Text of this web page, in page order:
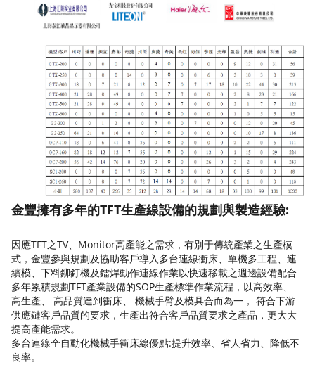
金豐擁有多年的TFT生產線設備的規劃與製造經驗:
因應TFT之TV、Monitor高產能之需求，有別于傳統產業之生產模
式，金豐參與規劃及協助客戶導入多台連線衝床、單機多工程、連
續模、下料鉚釘機及鐳焊動作連線作業以快速移載之週邊設備配合
多年累積規劃TFT產業設備的SOP生產標準作業流程，以高效率、
高生產、 高品質達到衝床、 機械手臂及模具合而為一， 符合下游
供應鏈客戶品質的要求，生產出符合客戶品質要求之產品，更大大
提高產能需求。
多台連線全自動化機械手衝床線優點:提升效率、省人省力、降低不
良率。